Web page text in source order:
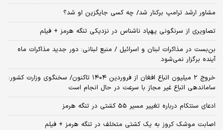
مشاور ارشد ترامپ برکنار شد/ چه کسی جایگزین او شد؟
تصاویری از سرنگونی پهپاد ناشناس در نزدیکی تنگه هرمز + فیلم
بن‌بست در مذاکرات لبنان و اسرائیل / منبع لبنانی: دور جدید مذاکرات ماه
آینده برگزار نمی‌شود
خروج ۲ میلیون اتباع افغان از فروردین ۱۴۰۴ تاکنون/ سخنگوی وزارت کشور:
ساماندهی اتباع غیر مجاز با سرعت در حال انجام است
ادعای سنتکام درباره تغییر مسیر 55 کشتی در تنگه هرمز
اصابت موشک کروز به یک کشتی متخلف در تنگه هرمز + فیلم